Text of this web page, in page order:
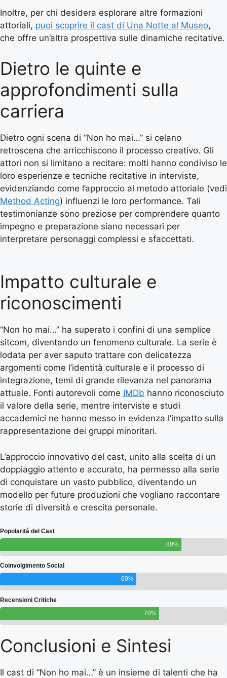
Inoltre, per chi desidera esplorare altre formazioni
attoriali, puoi scoprire il cast di Una Notte al Museo,
che offre un’altra prospettiva sulle dinamiche recitative.
Dietro le quinte e
approfondimenti sulla
carriera
Dietro ogni scena di “Non ho mai…” si celano
retroscena che arricchiscono il processo creativo. Gli
attori non si limitano a recitare: molti hanno condiviso le
loro esperienze e tecniche recitative in interviste,
evidenziando come l’approccio al metodo attoriale (vedi
Method Acting) influenzi le loro performance. Tali
testimonianze sono preziose per comprendere quanto
impegno e preparazione siano necessari per
interpretare personaggi complessi e sfaccettati.
Impatto culturale e
riconoscimenti
“Non ho mai…” ha superato i confini di una semplice
sitcom, diventando un fenomeno culturale. La serie è
lodata per aver saputo trattare con delicatezza
argomenti come l’identità culturale e il processo di
integrazione, temi di grande rilevanza nel panorama
attuale. Fonti autorevoli come IMDb hanno riconosciuto
il valore della serie, mentre interviste e studi
accademici ne hanno messo in evidenza l’impatto sulla
rappresentazione dei gruppi minoritari.
L’approccio innovativo del cast, unito alla scelta di un
doppiaggio attento e accurato, ha permesso alla serie
di conquistare un vasto pubblico, diventando un
modello per future produzioni che vogliano raccontare
storie di diversità e crescita personale.
Popolarità del Cast
80%
Coinvolgimento Social
60%
Recensioni Critiche
70%
Conclusioni e Sintesi
Il cast di “Non ho mai…” è un insieme di talenti che ha